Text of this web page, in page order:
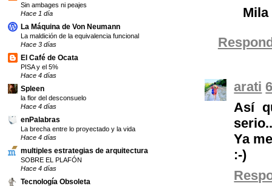
Mila
arati
Así
Ya
:-)
Sin ambages ni peajes
Hace 1 día
La Máquina de Von Neumann
La maldición de la equivalencia funcional
Hace 3 días
El Café de Ocata
PISA y el 5%
Hace 4 días
Spleen
la flor del desconsuelo
Hace 4 días
enPalabras
La brecha entre lo proyectado y la vida
Hace 4 días
multiples estrategias de arquitectura
SOBRE EL PLAFÓN
Hace 4 días
Tecnología Obsoleta